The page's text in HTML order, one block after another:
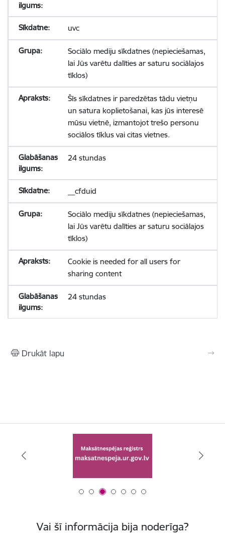
uvc
Sociālo mediju sīkdatnes (nepieciešamas,
lai Jūs varētu dalīties ar saturu sociālajos
tīklos)
Šīs sīkdatnes ir paredzētas tādu vietņu
un satura koplietošanai, kas jūs interesē
mūsu vietnē, izmantojot trešo personu
sociālos tīklus vai citas vietnes.
24 stundas
__cfduid
Sociālo mediju sīkdatnes (nepieciešamas,
lai Jūs varētu dalīties ar saturu sociālajos
tīklos)
Cookie is needed for all users for
sharing content
24 stundas
Drukāt lapu
Vai šī informācija bija noderīga?